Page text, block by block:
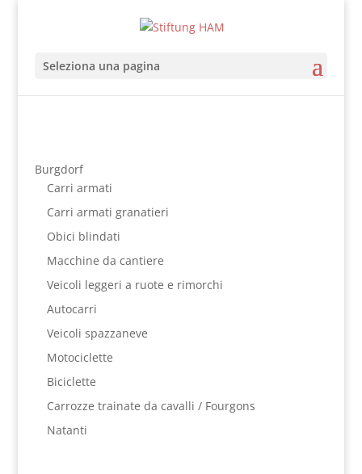
Seleziona una pagina
Burgdorf
Carri armati
Carri armati granatieri
Obici blindati
Macchine da cantiere
Veicoli leggeri a ruote e rimorchi
Autocarri
Veicoli spazzaneve
Motociclette
Biciclette
Carrozze trainate da cavalli / Fourgons
Natanti